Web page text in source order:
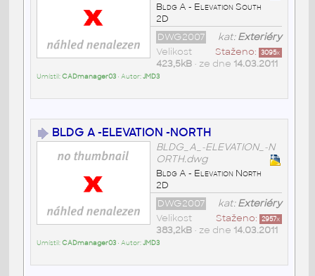
Bldg A - Elevation South
2D
kat:Exteriéry
DWG2007
Staženo: 3095x
Velikost
423,5kB• ze dne 14.03.2011
Umístil:CADmanager03• Autor:JMD3
BLDG A -ELEVATION -NORTH
BLDG_A_-ELEVATION_-N
ORTH.dwg
Bldg A - Elevation North
2D
kat:Exteriéry
DWG2007
Staženo: 2957x
Velikost
383,2kB• ze dne 14.03.2011
Umístil:CADmanager03• Autor:JMD3